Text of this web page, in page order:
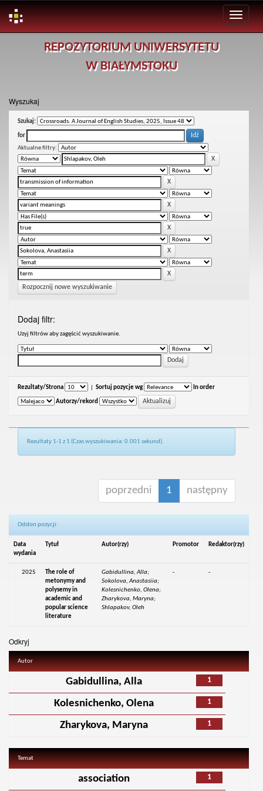
REPOZYTORIUM UNIWERSYTETU
W BIAŁYMSTOKU
Wyszukaj
Szukaj:
for
Aktualne filtry:
Rozpocznij nowe wyszukiwanie
Dodaj filtr:
Uzyj filtrów aby zagęścić wyszukiwanie.
Rezultaty/Strona Sortuj pozycje wg In order
Autorzy/rekord
Rezultaty 1-1 z 1 (Czas wyszukiwania: 0.001 sekund).
poprzedni 1 następny
Odsłon pozycji:
Data
wydania
Tytuł Autor(rzy) Promotor Redaktor(rzy)
2025
The role of
metonymy and
polysemy in
academic and
popular science
literature
Gabidullina, Alla;
Sokolova, Anastasiia;
Kolesnichenko, Olena;
Zharykova, Maryna;
Shlapakov, Oleh
- -
Odkryj
Autor
1
Gabidullina, Alla
1
Kolesnichenko, Olena
1
Zharykova, Maryna
Temat
1
association